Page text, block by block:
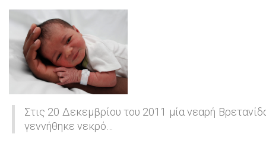
ο
θ
α
ύ
Στις 20 Δεκεμβρίου του 2011 μία νεαρή
γεννήθηκε νεκρό…